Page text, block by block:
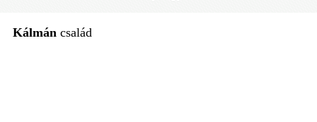
Kálmán család